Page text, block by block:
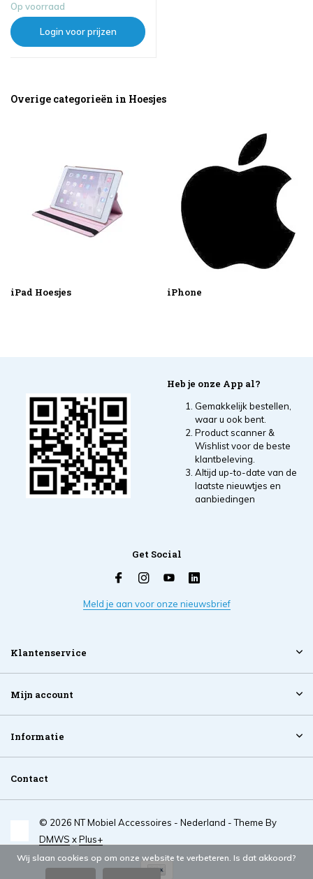
Op voorraad
Login voor prijzen
Overige categorieën in Hoesjes
iPad Hoesjes iPhone
Heb je onze App al?
Gemakkelijk bestellen,
waar u ook bent.
Product scanner &
Wishlist voor de beste
klantbeleving.
Altijd up-to-date van de
laatste nieuwtjes en
aanbiedingen
Get Social
Meld je aan voor onze nieuwsbrief
Klantenservice
Mijn account
Informatie
Contact
© 2026 NT Mobiel Accessoires - Nederland - Theme By
DMWS xPlus+
Wij slaan cookies op om onze website te verbeteren. Is dat akkoord?